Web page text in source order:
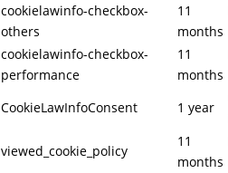
cookielawinfo-checkbox-
others
11
months
cookielawinfo-checkbox-
performance
11
months
CookieLawInfoConsent
1 year
viewed_cookie_policy
11
months